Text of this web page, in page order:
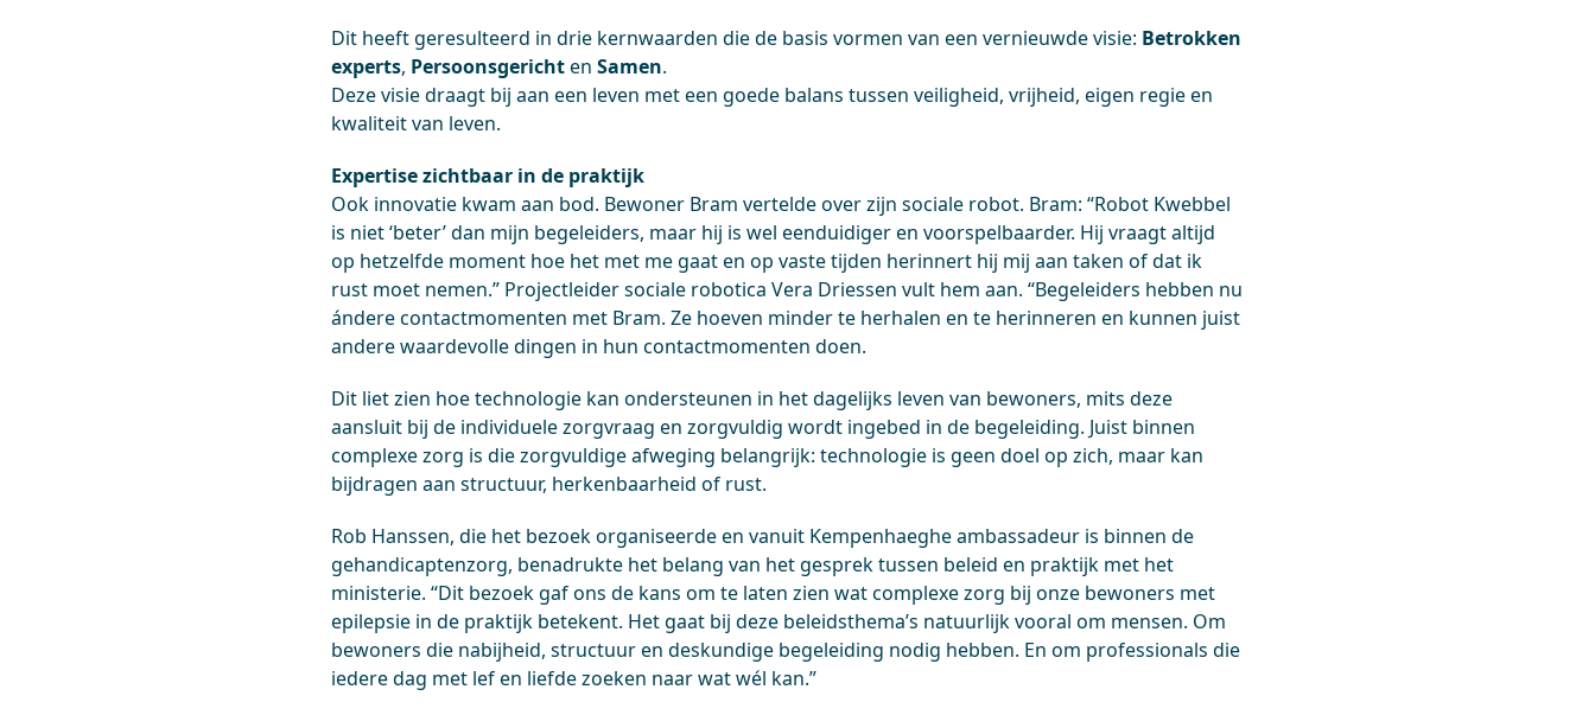
Dit heeft geresulteerd in drie kernwaarden die de basis vormen van een vernieuwde visie: Betrokken
experts, PersoonsgerichtenSamen.
Deze visie draagt bij aan een leven met een goede balans tussen veiligheid, vrijheid, eigen regie en
kwaliteit van leven.
Expertise zichtbaar in de praktijk
Ook innovatie kwam aan bod. Bewoner Bram vertelde over zijn sociale robot. Bram: “Robot Kwebbel
is niet ‘beter’ dan mijn begeleiders, maar hij is wel eenduidiger en voorspelbaarder. Hij vraagt altijd
op hetzelfde moment hoe het met me gaat en op vaste tijden herinnert hij mij aan taken of dat ik
rust moet nemen.” Projectleider sociale robotica Vera Driessen vult hem aan. “Begeleiders hebben nu
ándere contactmomenten met Bram. Ze hoeven minder te herhalen en te herinneren en kunnen juist
andere waardevolle dingen in hun contactmomenten doen.
Dit liet zien hoe technologie kan ondersteunen in het dagelijks leven van bewoners, mits deze
aansluit bij de individuele zorgvraag en zorgvuldig wordt ingebed in de begeleiding. Juist binnen
complexe zorg is die zorgvuldige afweging belangrijk: technologie is geen doel op zich, maar kan
bijdragen aan structuur, herkenbaarheid of rust.
Rob Hanssen, die het bezoek organiseerde en vanuit Kempenhaeghe ambassadeur is binnen de
gehandicaptenzorg, benadrukte het belang van het gesprek tussen beleid en praktijk met het
ministerie. “Dit bezoek gaf ons de kans om te laten zien wat complexe zorg bij onze bewoners met
epilepsie in de praktijk betekent. Het gaat bij deze beleidsthema’s natuurlijk vooral om mensen. Om
bewoners die nabijheid, structuur en deskundige begeleiding nodig hebben. En om professionals die
iedere dag met lef en liefde zoeken naar wat wél kan.”